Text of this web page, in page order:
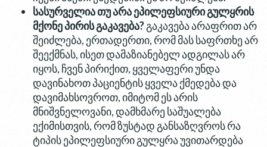
სასურველიათუარაეპილეფსიურიგულყრის
მქონეპირისგაკავება?გაკავება არაფრით არ
შეიძლება, ერთადერთი, რომ მას საფრთხე არ
შეექმნას, ისეთ დამაზიანებელ ადგილას არ
იყოს, ჩვენ პირიქით, ყველაფერი უნდა
დავინახოთ პაციენტის ყველა ქმედება და
დავიმახსოვროთ, იმიტომ ეს არის
მნიშვნელოვანი, დამხმარე საშუალება
ექიმისთვის, რომ ზუსტად განსაზღვროს რა
ტიპის ეპილეფსიური გულყრა უვითარდება